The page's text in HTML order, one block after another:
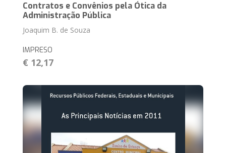
Contratos e Convênios pela Ótica da
Administração Pública
Joaquim B. de Souza
IMPRESO
€ 12,17